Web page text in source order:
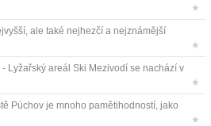
★
ale také nejhezčí a nejznámější
★
- Lyžařský areál Ski Mezivodí se nachází v
★
Púchov je mnoho pamětihodností, jako
★